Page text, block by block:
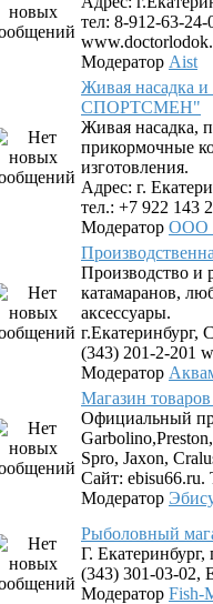
тел: 8-912-63-
Модератор Aist
Живая насадка
СПОРТСМЕН"
Живая насадка,
прикормочные
изготовления.
Адрес: г.
тел.: +7 922 143
Модератор ООО
Производство
катамаранов,
аксессуары.
г.Екатеринбург,
(343) 201-2-201
Модератор
Магазин
Официальный
Spro, Jaxon,
Сайт: ebisu66.ru.
Модератор
Рыболовный
Г.
(343) 301-03-02,
Модератор Fish-